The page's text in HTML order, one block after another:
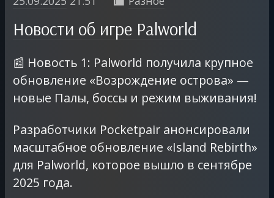
Новости об игре Palworld
📰 Новость 1: Palworld получила крупное
обновление «Возрождение острова» —
новые Палы, боссы и режим выживания!
Разработчики Pocketpair анонсировали
масштабное обновление «Island Rebirth»
для Palworld, которое вышло в сентябре
2025 года.